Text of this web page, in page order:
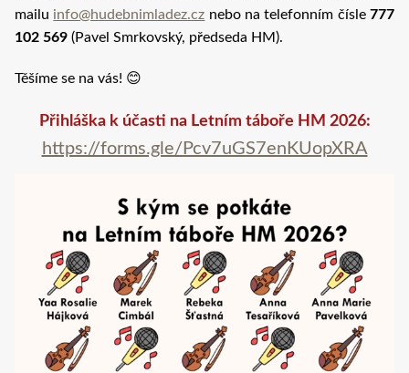
mailu info@hudebnimladez.cz nebo na telefonním čísle777
102 569 (Pavel Smrkovský, předseda HM).
Těšíme se na vás! 😊
Přihláška k účasti na Letním táboře HM 2026:
https://forms.gle/Pcv7uGS7enKUopXRA